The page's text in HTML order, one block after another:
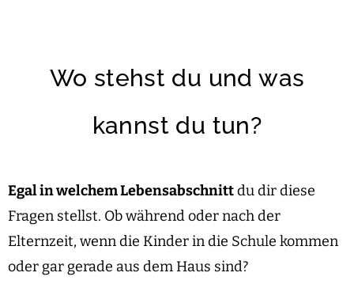
Wo stehst du und was
kannst du tun?
Egal in welchem Lebensabschnittdu dir diese
Fragen stellst. Ob während oder nach der
Elternzeit, wenn die Kinder in die Schule kommen
oder gar gerade aus dem Haus sind?